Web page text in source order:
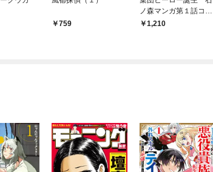
759
ノ森マンガ第１話コレ
クション
1,210